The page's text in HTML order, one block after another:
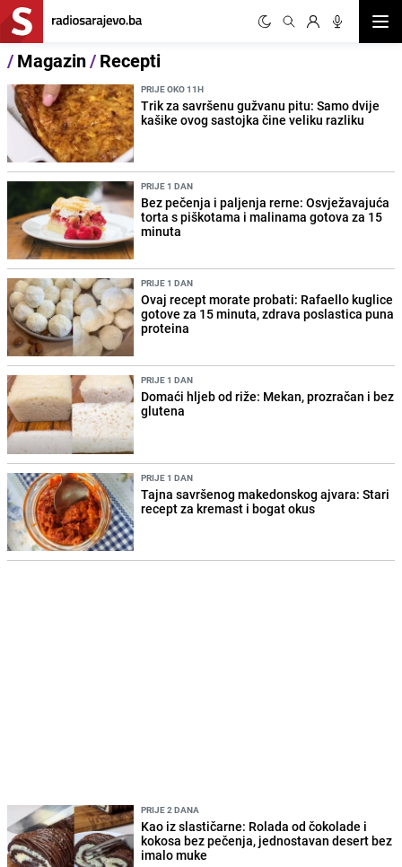
/Magazin/Recepti
PRIJE OKO 11H
Trik za savršenu gužvanu pitu: Samo dvije
kašike ovog sastojka čine veliku razliku
PRIJE 1 DAN
Bez pečenja i paljenja rerne: Osvježavajuća
torta s piškotama i malinama gotova za 15
minuta
PRIJE 1 DAN
Ovaj recept morate probati: Rafaello kuglice
gotove za 15 minuta, zdrava poslastica puna
proteina
PRIJE 1 DAN
Domaći hljeb od riže: Mekan, prozračan i bez
glutena
PRIJE 1 DAN
Tajna savršenog makedonskog ajvara: Stari
recept za kremast i bogat okus
PRIJE 2 DANA
Kao iz slastičarne: Rolada od čokolade i
kokosa bez pečenja, jednostavan desert bez
imalo muke